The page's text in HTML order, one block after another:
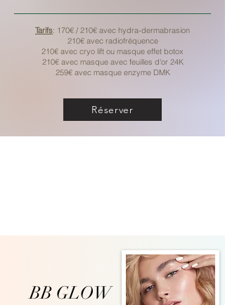
Tarifs: 170€ / 210€ avec hydra-dermabrasion
210€ avec radiofréquence
210€ avec cryo lift ou masque effet botox
210€ avec masque avec feuilles d'or 24K
259€ avec masque enzyme DMK
Réserver
BB GLOW